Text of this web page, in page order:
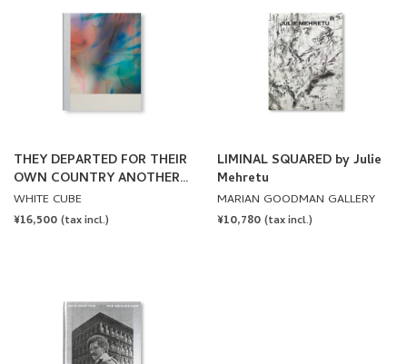
THEY DEPARTED FOR THEIR
OWN COUNTRY ANOTHER
HAUNTOLOGY) by Julie
Mehretu
REGULAR
PRICE
¥16,500(tax incl.)
LIMINAL SQUARED by Julie
Mehretu
REGULAR
PRICE
¥10,780(tax incl.)